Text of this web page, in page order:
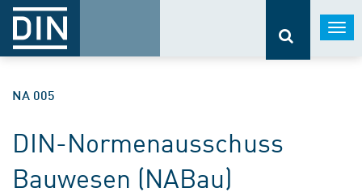
NA 005
DIN-Normenausschuss
Bauwesen (NABau)